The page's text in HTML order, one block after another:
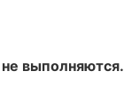
выполняются.